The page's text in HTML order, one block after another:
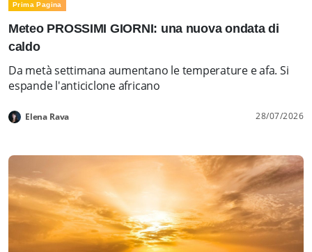
Prima Pagina
Meteo PROSSIMI GIORNI: una nuova ondata di
caldo
Da metà settimana aumentano le temperature e afa. Si
espande l'anticiclone africano
Elena Rava 28/07/2026